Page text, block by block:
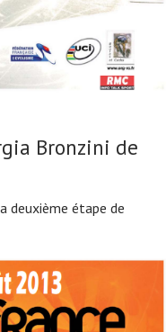
Bronzini de
deuxième étape de